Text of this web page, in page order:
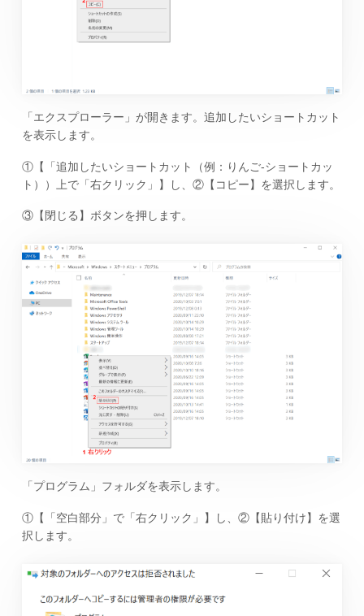
「エクスプローラー」が開きます。追加したいショートカット
を表示します。
①【「追加したいショートカット（例：りんご-ショートカッ
ト））上で「右クリック」】し、②【コピー】を選択します。
③【閉じる】ボタンを押します。
「プログラム」フォルダを表示します。
①【「空白部分」で「右クリック」】し、②【貼り付け】を選
択します。